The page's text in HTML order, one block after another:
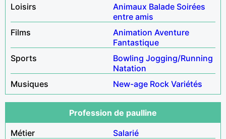
Loisirs
Animaux Balade Soirées
entre amis
Films
Animation Aventure
Fantastique
Sports
Bowling Jogging/Running
Natation
Musiques
New-age Rock Variétés
Profession de paulline
Métier
Salarié